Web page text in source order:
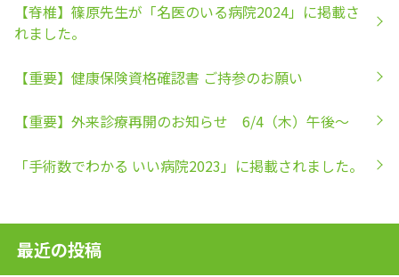
【脊椎】篠原先生が「名医のいる病院2024」に掲載さ
れました。
【重要】健康保険資格確認書 ご持参のお願い
【重要】外来診療再開のお知らせ 6/4（木）午後～
「手術数でわかる いい病院2023」に掲載されました。
最近の投稿